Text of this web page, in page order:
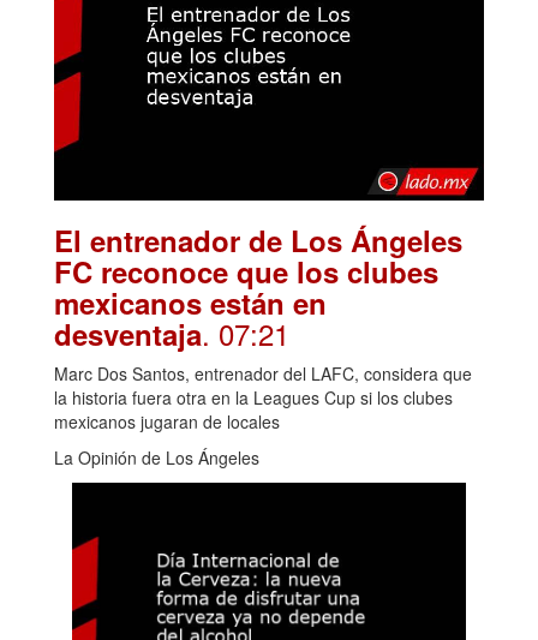
El entrenador de Los Ángeles
FC reconoce que los clubes
mexicanos están en
desventaja. 07:21
Marc Dos Santos, entrenador del LAFC, considera que
la historia fuera otra en la Leagues Cup si los clubes
mexicanos jugaran de locales
La Opinión de Los Ángeles